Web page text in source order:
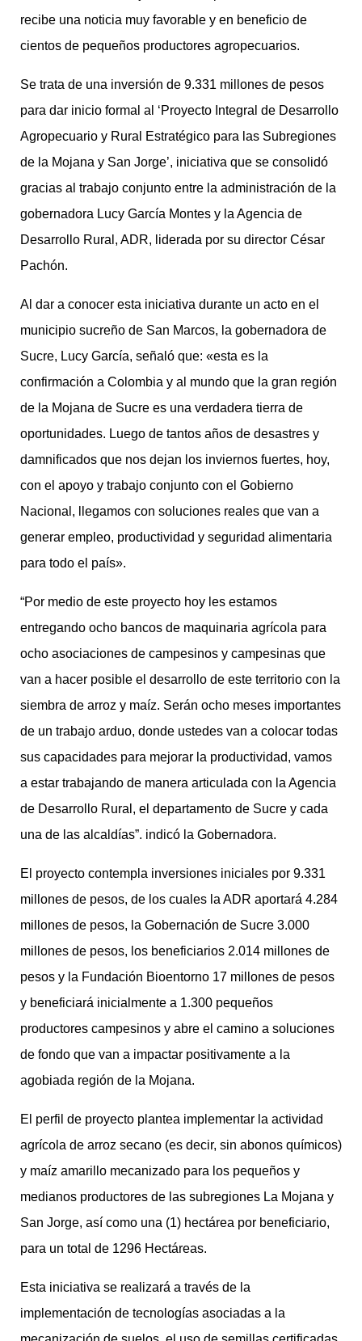
recibe una noticia muy favorable y en beneficio de
cientos de pequeños productores agropecuarios.
Se trata de una inversión de 9.331 millones de pesos
para dar inicio formal al ‘Proyecto Integral de Desarrollo
Agropecuario y Rural Estratégico para las Subregiones
de la Mojana y San Jorge’, iniciativa que se consolidó
gracias al trabajo conjunto entre la administración de la
gobernadora Lucy García Montes y la Agencia de
Desarrollo Rural, ADR, liderada por su director César
Pachón.
Al dar a conocer esta iniciativa durante un acto en el
municipio sucreño de San Marcos, la gobernadora de
Sucre, Lucy García, señaló que: «esta es la
confirmación a Colombia y al mundo que la gran región
de la Mojana de Sucre es una verdadera tierra de
oportunidades. Luego de tantos años de desastres y
damnificados que nos dejan los inviernos fuertes, hoy,
con el apoyo y trabajo conjunto con el Gobierno
Nacional, llegamos con soluciones reales que van a
generar empleo, productividad y seguridad alimentaria
para todo el país».
“Por medio de este proyecto hoy les estamos
entregando ocho bancos de maquinaria agrícola para
ocho asociaciones de campesinos y campesinas que
van a hacer posible el desarrollo de este territorio con la
siembra de arroz y maíz. Serán ocho meses importantes
de un trabajo arduo, donde ustedes van a colocar todas
sus capacidades para mejorar la productividad, vamos
a estar trabajando de manera articulada con la Agencia
de Desarrollo Rural, el departamento de Sucre y cada
una de las alcaldías”. indicó la Gobernadora.
El proyecto contempla inversiones iniciales por 9.331
millones de pesos, de los cuales la ADR aportará 4.284
millones de pesos, la Gobernación de Sucre 3.000
millones de pesos, los beneficiarios 2.014 millones de
pesos y la Fundación Bioentorno 17 millones de pesos
y beneficiará inicialmente a 1.300 pequeños
productores campesinos y abre el camino a soluciones
de fondo que van a impactar positivamente a la
agobiada región de la Mojana.
El perfil de proyecto plantea implementar la actividad
agrícola de arroz secano (es decir, sin abonos químicos)
y maíz amarillo mecanizado para los pequeños y
medianos productores de las subregiones La Mojana y
San Jorge, así como una (1) hectárea por beneficiario,
para un total de 1296 Hectáreas.
Esta iniciativa se realizará a través de la
implementación de tecnologías asociadas a la